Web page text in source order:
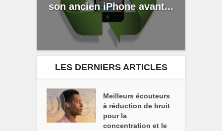
son ancien iPhone avant...
LES DERNIERS ARTICLES
Meilleurs écouteurs
à réduction de bruit
pour la
concentration et le